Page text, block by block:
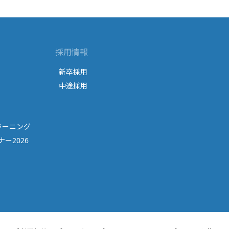
ニング
ー2026
採用情報
新卒採用
中途採用